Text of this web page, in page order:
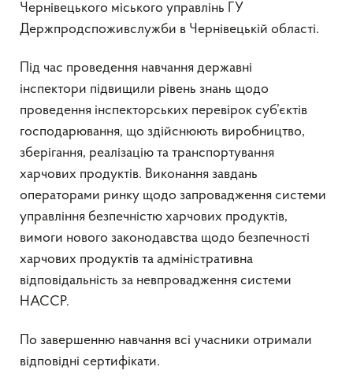
Чернівецького міського управлінь ГУ
Держпродспоживслужби в Чернівецькій області.
Під час проведення навчання державні
інспектори підвищили рівень знань щодо
проведення інспекторських перевірок суб’єктів
господарювання, що здійснюють виробництво,
зберігання, реалізацію та транспортування
харчових продуктів. Виконання завдань
операторами ринку щодо запровадження системи
управління безпечністю харчових продуктів,
вимоги нового законодавства щодо безпечності
харчових продуктів та адміністративна
відповідальність за невпровадження системи
НАССР.
По завершенню навчання всі учасники отримали
відповідні сертифікати.